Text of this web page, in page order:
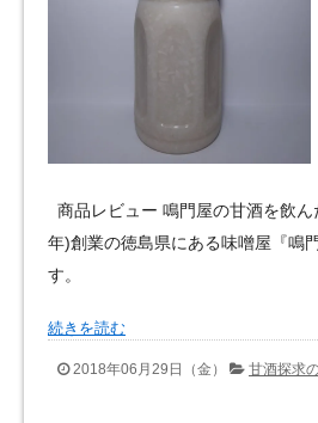
商品レビュー 鳴門屋の甘酒を飲
年)創業の徳島県にある味噌屋『鳴
す。
続きを読む
2018年06月29日（金） 甘酒探求